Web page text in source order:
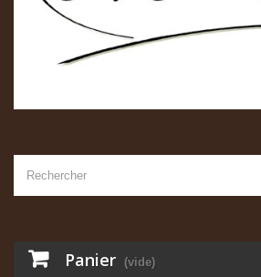
Panier (vide)